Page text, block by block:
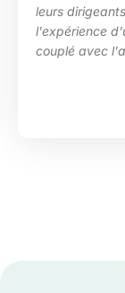
c'est
société bien
d'une startup.